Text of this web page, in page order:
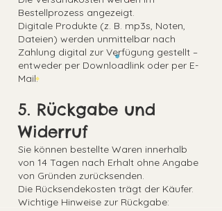
Bestellprozess angezeigt.
Digitale Produkte (z. B. mp3s, Noten,
Dateien) werden unmittelbar nach
Zahlung digital zur Verfügung gestellt –
entweder per Downloadlink oder per E-
Mail.
5. Rückgabe und
Widerruf
Sie können bestellte Waren innerhalb
von 14 Tagen nach Erhalt ohne Angabe
von Gründen zurücksenden.
Die Rücksendekosten trägt der Käufer.
Wichtige Hinweise zur Rückgabe: